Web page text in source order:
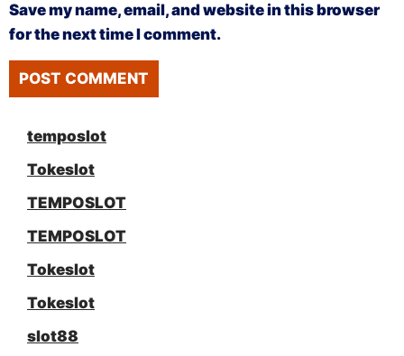
Save my name, email, and website in this browser
for the next time I comment.
temposlot
Tokeslot
TEMPOSLOT
TEMPOSLOT
Tokeslot
Tokeslot
slot88